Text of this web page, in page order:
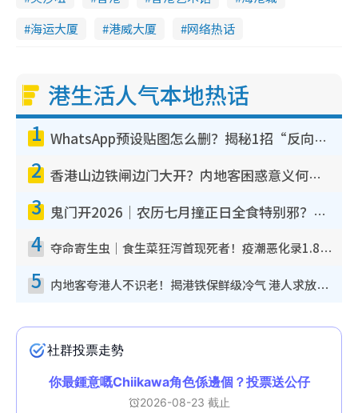
海运大厦
港威大厦 网络热话
港生活人气本地热话
1 WhatsApp预设贴图怎么删？揭秘1招“反向操作”还原简洁界面 附3步实测教程
2 香港山边铁闸边门大开？内地客困惑意义何在！网友神回复：这种叫法理性防御
3 鬼门开2026｜农历七月撞正日全食特别邪？专家警告切忌做一事！揭4大禁忌+2招保平安
4 夺命寄生虫｜食生菜狂泻首现死者！疫潮恶化录1.8万宗病例 揭洗菜3大谬误
5 内地客夸港人不识老！揭港铁保鲜级冷气 港人求放过：别投诉